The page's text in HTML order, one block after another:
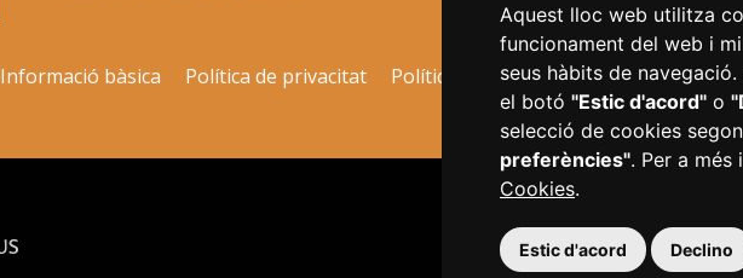
Aquest lloc web utilitza
funcionament del web i
seus hàbits de
el botó "Estic d'acord" o
selecció de cookies
preferències". Per a
Cookies.
Estic d'acord Declino
Informació bàsica Política de privacitat Política de cookies Avís legal
Plaça del Mercadal · 43201